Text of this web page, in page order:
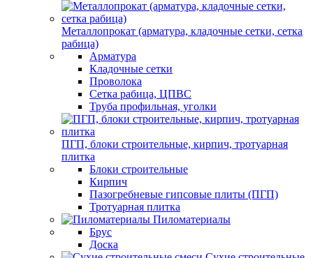
Металлопрокат (арматура, кладочные сетки, сетка
рабица)
Арматура
Кладочные сетки
Проволока
Сетка рабица, ЦПВС
Труба профильная, уголки
ПГП, блоки строительные, кирпич, тротуарная
плитка
Блоки строительные
Кирпич
Пазогребневые гипсовые плиты (ПГП)
Тротуарная плитка
Пиломатериалы
Брус
Доска